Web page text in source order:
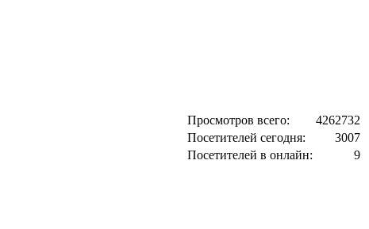
Просмотров всего:
4262732
Посетителей сегодня:
3007
Посетителей в онлайн:
9